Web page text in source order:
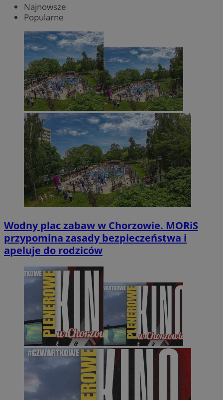
Najnowsze
Popularne
Wodny plac zabaw w Chorzowie. MORiS
przypomina zasady bezpieczeństwa i
apeluje do rodziców